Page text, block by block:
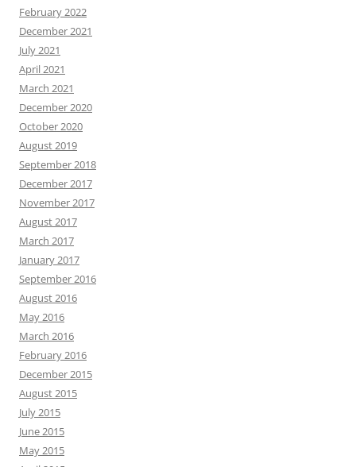
February 2022
December 2021
July 2021
April 2021
March 2021
December 2020
October 2020
August 2019
September 2018
December 2017
November 2017
August 2017
March 2017
January 2017
September 2016
August 2016
May 2016
March 2016
February 2016
December 2015
August 2015
July 2015
June 2015
May 2015